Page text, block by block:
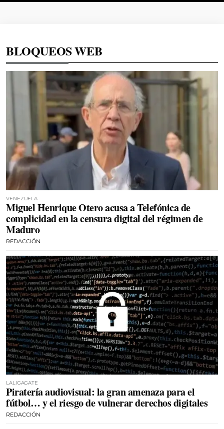
BLOQUEOS WEB
VENEZUELA
Miguel Henrique Otero acusa a Telefónica de
complicidad en la censura digital del régimen de
Maduro
REDACCIÓN
LALIGAGATE
Piratería audiovisual: la gran amenaza para el
fútbol… y el riesgo de vulnerar derechos digitales
REDACCIÓN